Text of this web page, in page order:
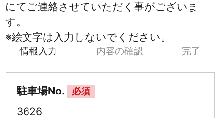
にてご連絡させていただく事がございま
す。
※絵文字は入力しないでください。
情報入力 内容の確認 完了
駐車場No. 必須
3626